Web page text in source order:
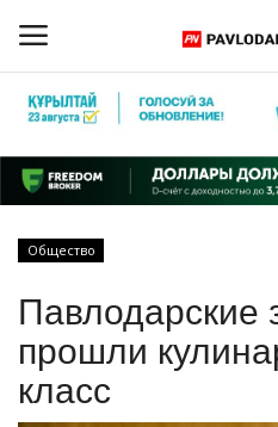
Главная
ПАВЛОДАРСКАЯ ОБЛАСТЬ
КАЗАХСТАН
Общество
Павлодарские
прошли
класс